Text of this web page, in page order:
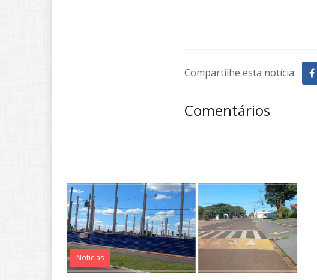
Compartilhe esta notícia:
Comentários
Noticias